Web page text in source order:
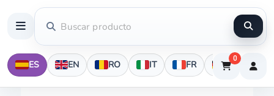
ES EN RO IT FR DE
0